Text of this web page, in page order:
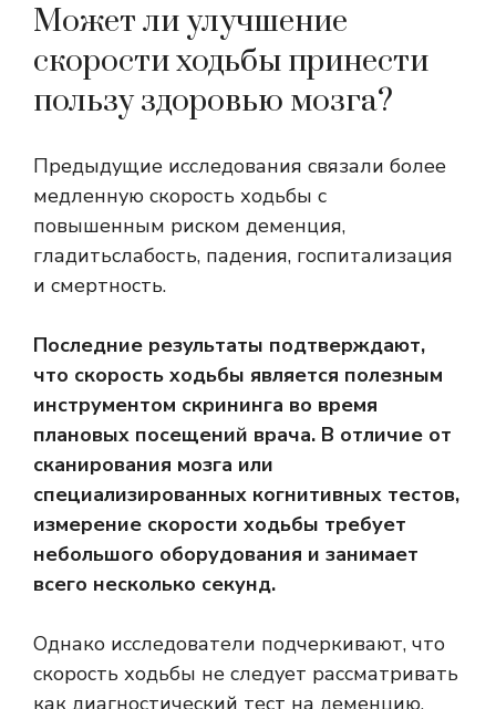
Может ли улучшение
скорости ходьбы принести
пользу здоровью мозга?
Предыдущие исследования связали более
медленную скорость ходьбы с
повышенным риском деменция,
гладитьслабость, падения, госпитализация
и смертность.
Последние результаты подтверждают,
что скорость ходьбы является полезным
инструментом скрининга во время
плановых посещений врача. В отличие от
сканирования мозга или
специализированных когнитивных тестов,
измерение скорости ходьбы требует
небольшого оборудования и занимает
всего несколько секунд.
Однако исследователи подчеркивают, что
скорость ходьбы не следует рассматривать
как диагностический тест на деменцию.